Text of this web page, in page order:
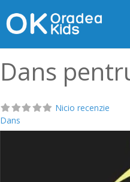
Dans
Nicio recenzie
Dans